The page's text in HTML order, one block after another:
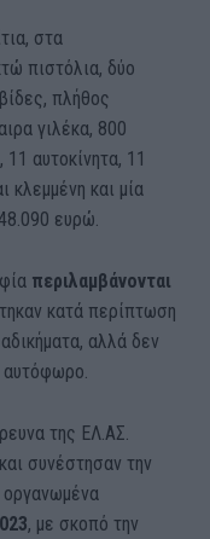
στα
πιστόλια, δύο
πλήθος
γιλέκα, 800
αυτοκίνητα, 11
κλεμμένη και μία
ευρώ.
περιλαμβάνονται
κατά περίπτωση
αλλά δεν
αυτόφωρο.
της ΕΛ.ΑΣ.
συνέστησαν την
οργανωμένα
, με σκοπό την